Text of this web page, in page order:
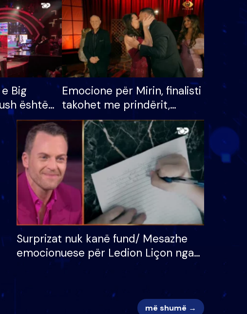
Big
është
lë shtëpinë
për
madh
Emocione për Mirin, finalisti
takohet me prindërit,
vajzën dhe bashkëshorten:
S’kemi ndonjë letër divorci
apo jo?
Surprizat nuk kanë fund/ Mesazhe
emocionuese për Ledion Liçon nga
nëna dhe fëmijët e tij, moderatori
më shumë →